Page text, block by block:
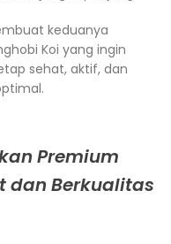
keduanya
Koi yang ingin
sehat, aktif, dan
Premium
dan Berkualitas